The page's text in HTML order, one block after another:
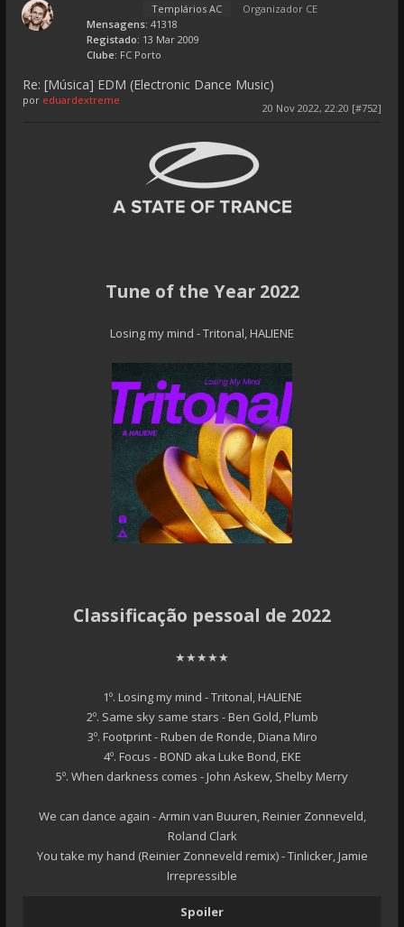
Templários AC
Organizador CE
Mensagens: 41318
Registado: 13 Mar 2009
Clube: FC Porto
Re: [Música] EDM (Electronic Dance Music)
20 Nov 2022, 22:20 [#752]
por eduardextreme
Tune of the Year 2022
Losing my mind - Tritonal, HALIENE
Classificação pessoal de 2022
★★★★★
1º. Losing my mind - Tritonal, HALIENE
2º. Same sky same stars - Ben Gold, Plumb
3º. Footprint - Ruben de Ronde, Diana Miro
4º. Focus - BOND aka Luke Bond, EKE
5º. When darkness comes - John Askew, Shelby Merry
We can dance again - Armin van Buuren, Reinier Zonneveld,
Roland Clark
You take my hand (Reinier Zonneveld remix) - Tinlicker, Jamie
Irrepressible
Spoiler